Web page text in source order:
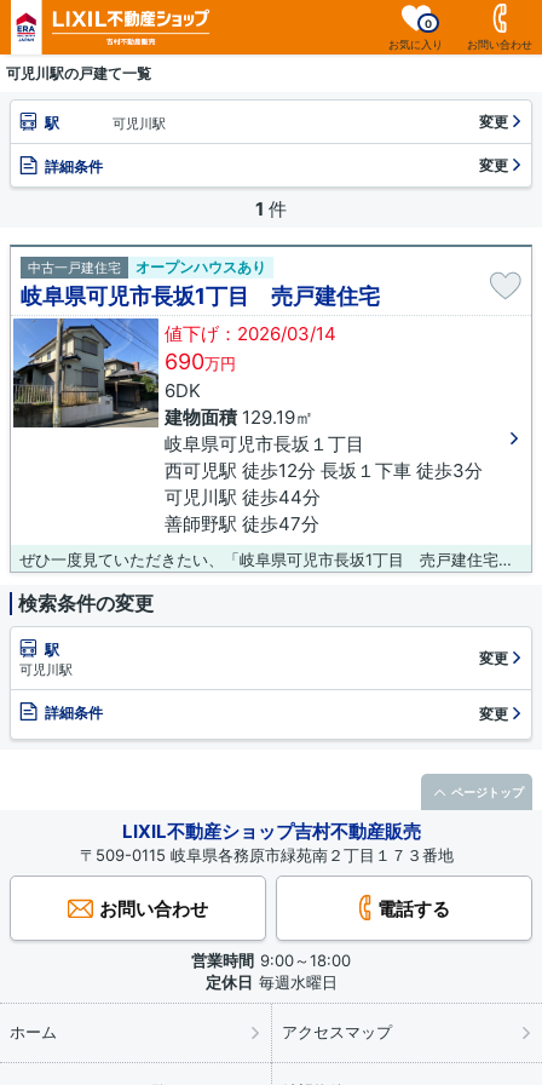
お気に入り
0
お問い合わせ
可児川駅の戸建て一覧
駅 可児川駅 変更
詳細条件 変更
1 件
中古一戸建住宅 オープンハウスあり
岐阜県可児市長坂1丁目 売戸建住宅
値下げ：2026/03/14
690万円
6DK
建物面積129.19㎡
岐阜県可児市長坂１丁目
西可児駅 徒歩12分 長坂１下車 徒歩3分
可児川駅 徒歩44分
善師野駅 徒歩47分
ぜひ一度見ていただきたい、「岐阜県可児市長坂1丁目 売戸建住宅」です。駅までは徒歩12分でアクセス可能です。ニーズの高い中古の戸建て物件は、経済的なメリットも大きいです。接道10メートル以上あると非常時にも役立ちます。可児市エリアや名鉄広見線西可児付近で、お客様のご希望条件に合った一戸建てをご紹介します。まずはお問い合わせください。
検索条件の変更
駅
可児川駅
変更
詳細条件 変更
LIXIL不動産ショップ吉村不動産販売
〒509-0115 岐阜県各務原市緑苑南２丁目１７３番地
お問い合わせ 電話する
営業時間 9:00～18:00
定休日 毎週水曜日
ホーム アクセスマップ
ページトップ